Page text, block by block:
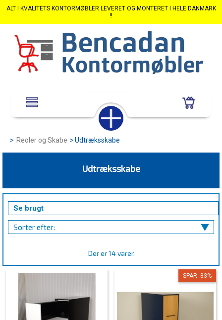
ALT I KVALITETS KONTORMØBLER LEVERET OG MONTERET I HELE DANMARK
!!
> Reoler og Skabe >Udtræksskabe
Udtræksskabe
Se brugt
Sorter efter:
Der er 14 varer.
SPAR -83%